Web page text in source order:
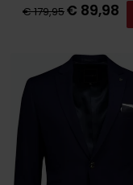
€ 179,95€ 89,98